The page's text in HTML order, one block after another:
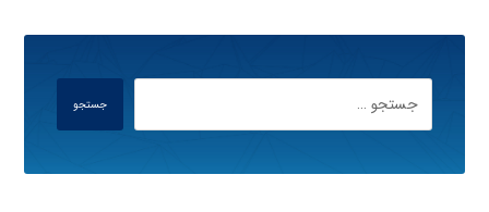
جستجو